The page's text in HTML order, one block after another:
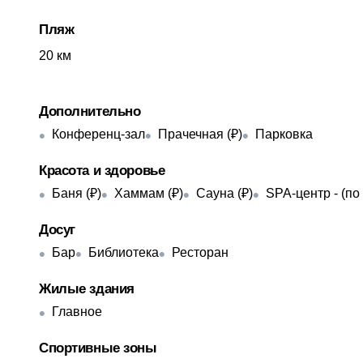
Пляж
​20 км
Дополнительно
Конференц-зал Прачечная (₽) Парковка
Красота и здоровье
Баня (₽) Хаммам (₽) Сауна (₽) SPA-центр - (по
Досуг
Бар Библиотека Ресторан
Жилые здания
Главное
Спортивные зоны